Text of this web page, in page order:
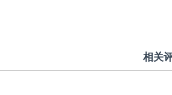
相关